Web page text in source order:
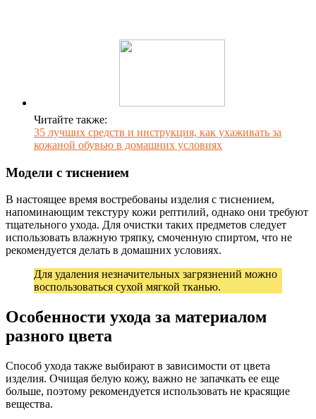
Читайте также:
35 лучших средств и инструкция, как ухаживать за
кожаной обувью в домашних условиях
Модели с тиснением
В настоящее время востребованы изделия с тиснением,
напоминающим текстуру кожи рептилий, однако они требуют
тщательного ухода. Для очистки таких предметов следует
использовать влажную тряпку, смоченную спиртом, что не
рекомендуется делать в домашних условиях.
Для удаления незначительных загрязнений можно
воспользоваться сухой мягкой тканью.
Особенности ухода за материалом
разного цвета
Способ ухода также выбирают в зависимости от цвета
изделия. Очищая белую кожу, важно не запачкать ее еще
больше, поэтому рекомендуется использовать не красящие
вещества.